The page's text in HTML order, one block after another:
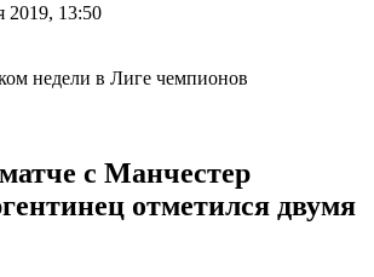
2019, 13:50
с Манчестер
отметился двумя